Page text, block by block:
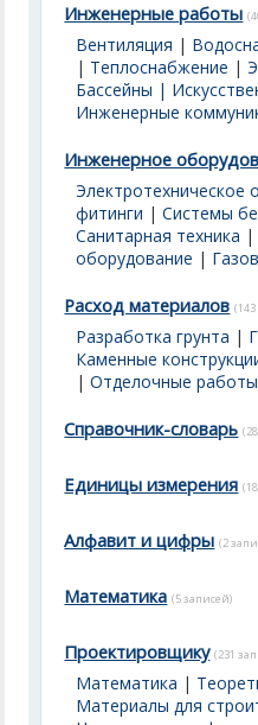
Инженерные работы
Вентиляция |
| Теплоснабжение |
Бассейны |
Инженерные
Инженерное
Электротехническое
фитинги |Системы
Санитарная техника |
оборудование |
Расход материалов
Разработка грунта |
Каменные
|Отделочные работы
Справочник-словарь
Единицы измерения
Алфавит и цифры (2
Математика (5 записей)
Проектировщику (231
Математика |
Материалы для